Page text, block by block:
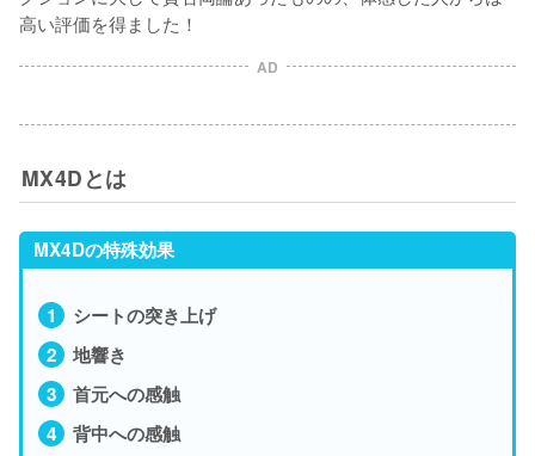
高い評価を得ました！
AD
MX4Dとは
MX4Dの特殊効果
シートの突き上げ
地響き
首元への感触
背中への感触